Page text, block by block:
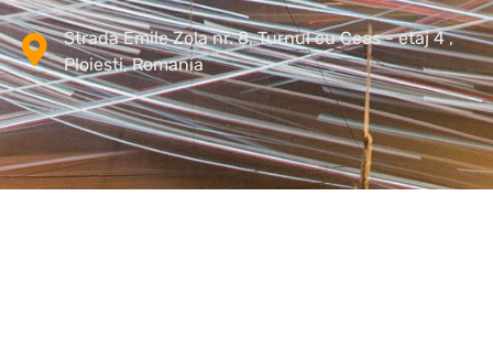
Strada Emile Zola nr. 8, Turnul cu Ceas - etaj 4 ,
Ploiesti, Romania